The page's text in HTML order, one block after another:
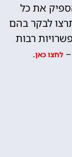
את כל
לבקר בהם
רבות
–לחצו כאן.